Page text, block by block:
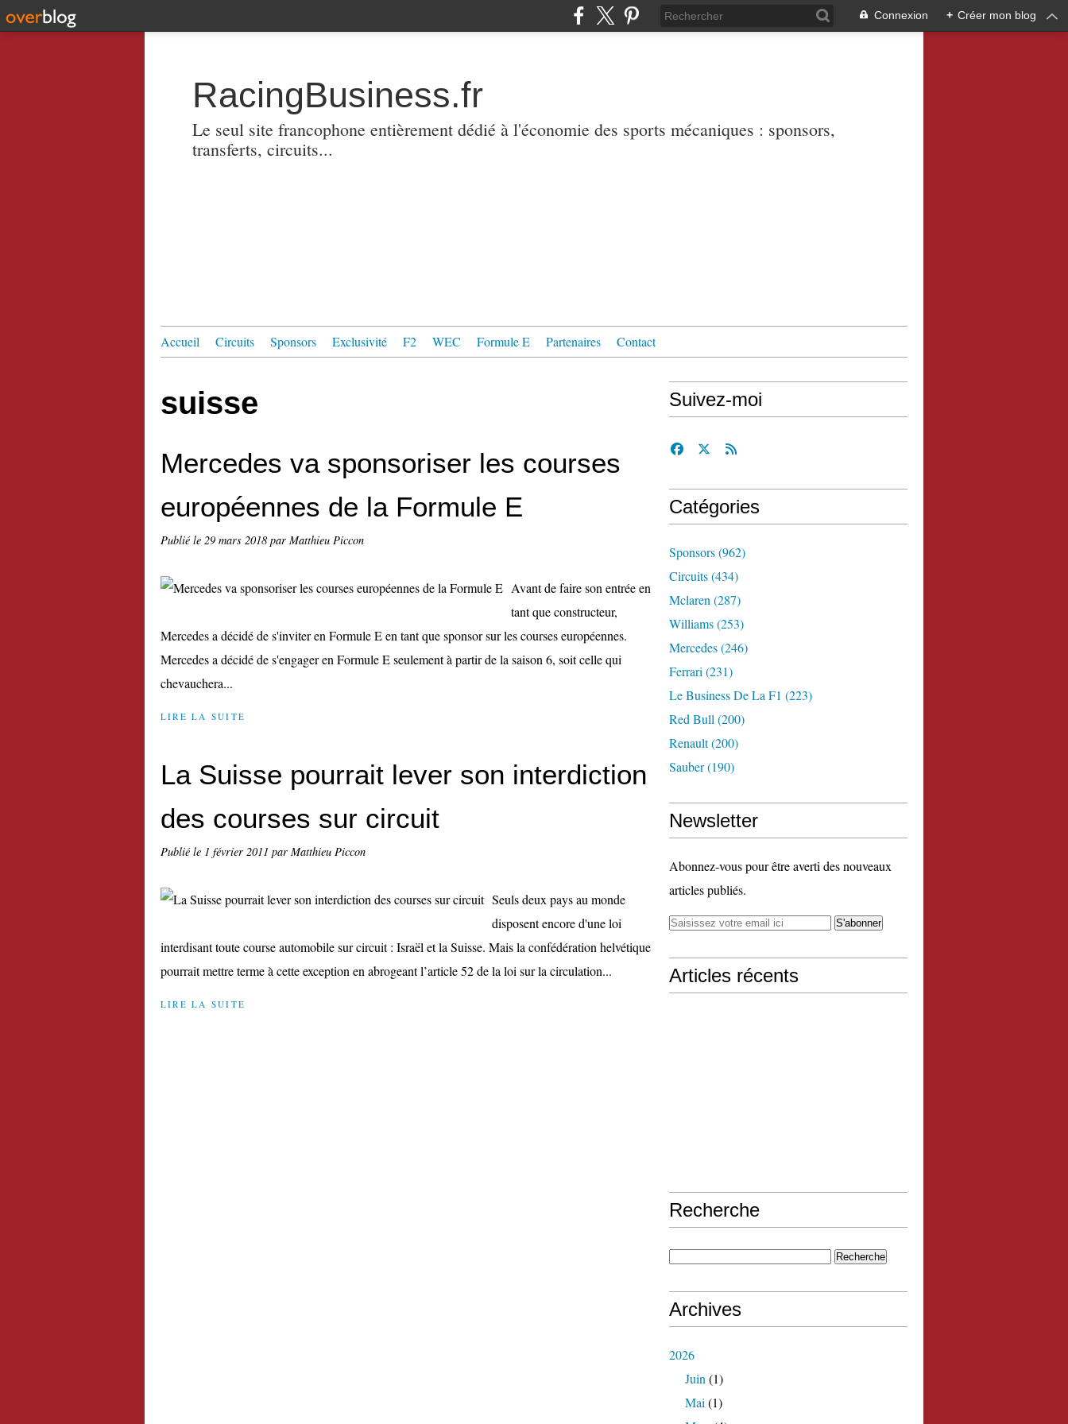
Connexion + Créer mon blog
RacingBusiness.fr
Le seul site francophone entièrement dédié à l'économie des sports mécaniques : sponsors,
transferts, circuits...
Accueil Circuits Sponsors Exclusivité F2 WEC Formule E Partenaires Contact
suisse
Mercedes va sponsoriser les courses
européennes de la Formule E
Publié le 29 mars 2018 par Matthieu Piccon
Avant de faire son entrée en
tant que constructeur,
Mercedes a décidé de s'inviter en Formule E en tant que sponsor sur les courses européennes.
Mercedes a décidé de s'engager en Formule E seulement à partir de la saison 6, soit celle qui
chevauchera...
LIRE LA SUITE
La Suisse pourrait lever son interdiction
des courses sur circuit
Publié le 1 février 2011 par Matthieu Piccon
Seuls deux pays au monde
disposent encore d'une loi
interdisant toute course automobile sur circuit : Israël et la Suisse. Mais la confédération helvétique
pourrait mettre terme à cette exception en abrogeant l’article 52 de la loi sur la circulation...
LIRE LA SUITE
Suivez-moi
Catégories
Sponsors(962)
Circuits(434)
Mclaren (287)
Williams(253)
Mercedes(246)
Ferrari (231)
Le Business De La F1 (223)
Red Bull (200)
Renault(200)
Sauber(190)
Newsletter
Abonnez-vous pour être averti des nouveaux
articles publiés.
Articles récents
Recherche
Archives
2026
Juin (1)
Mai (1)